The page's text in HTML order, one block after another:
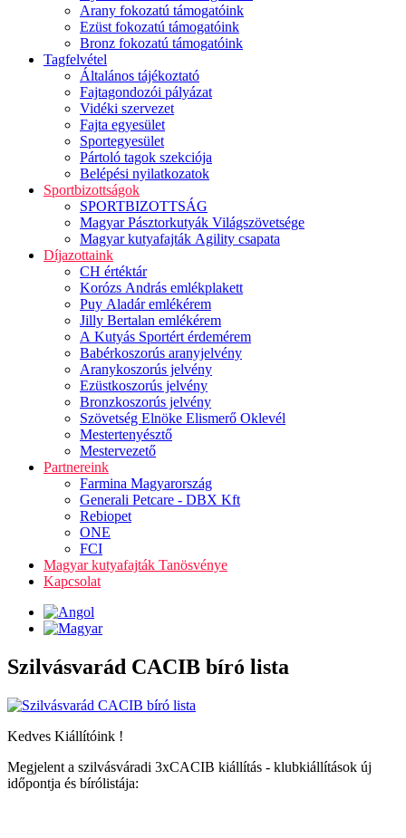
Arany fokozatú támogatóink
Ezüst fokozatú támogatóink
Bronz fokozatú támogatóink
Tagfelvétel
Általános tájékoztató
Fajtagondozói pályázat
Vidéki szervezet
Fajta egyesület
Sportegyesület
Pártoló tagok szekciója
Belépési nyilatkozatok
Sportbizottságok
SPORTBIZOTTSÁG
Magyar Pásztorkutyák Világszövetsége
Magyar kutyafajták Agility csapata
Díjazottaink
CH értéktár
Korózs András emlékplakett
Puy Aladár emlékérem
Jilly Bertalan emlékérem
A Kutyás Sportért érdemérem
Babérkoszorús aranyjelvény
Aranykoszorús jelvény
Ezüstkoszorús jelvény
Bronzkoszorús jelvény
Szövetség Elnöke Elismerő Oklevél
Mestertenyésztő
Mestervezető
Partnereink
Farmina Magyarország
Generali Petcare - DBX Kft
Rebiopet
ONE
FCI
Magyar kutyafajták Tanösvénye
Kapcsolat
Szilvásvarád CACIB bíró lista
Kedves Kiállítóink !
Megjelent a szilvásváradi 3xCACIB kiállítás - klubkiállítások új
időpontja és bírólistája: